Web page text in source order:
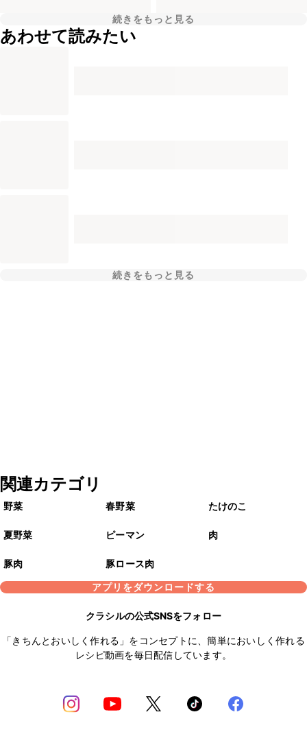
続きをもっと見る
あわせて読みたい
続きをもっと見る
関連カテゴリ
野菜 春野菜 たけのこ
夏野菜 ピーマン 肉
豚肉
豚ロース肉
アプリをダウンロードする
クラシルの公式SNSをフォロー
「きちんとおいしく作れる」をコンセプトに、簡単においしく作れる
レシピ動画を毎日配信しています。